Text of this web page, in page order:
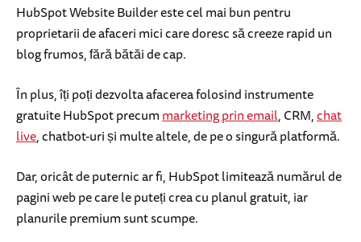
HubSpot Website Builder este cel mai bun pentru
proprietarii de afaceri mici care doresc să creeze rapid un
blog frumos, fără bătăi de cap.
În plus, îți poți dezvolta afacerea folosind instrumente
gratuite HubSpot precummarketing prin email, CRM,chat
live, chatbot-uri și multe altele, de pe o singură platformă.
Dar, oricât de puternic ar fi, HubSpot limitează numărul de
pagini web pe care le puteți crea cu planul gratuit, iar
planurile premium sunt scumpe.